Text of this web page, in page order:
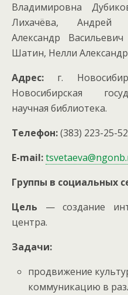
Владимировна
Лихачёва, Андрей
Александр
Шатин, Нелли
Адрес: г.
Новосибирская
научная библиотека.
Телефон:(383) 223-25-
E-mail:
Группы в социальных
Цель — создание
центра.
Задачи:
продвижение
коммуникацию в